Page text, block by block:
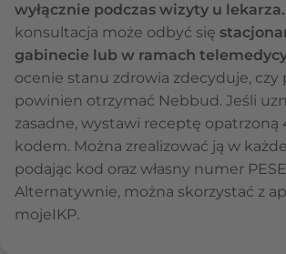
wyłącznie podczas wizyty u lekarza.
konsultacja może odbyć się
gabinecie lub w ramach
ocenie stanu zdrowia zdecyduje, czy
powinien otrzymać Nebbud. Jeśli
zasadne, wystawi receptę opatrzoną
kodem. Można zrealizować ją w
podając kod oraz własny numer
Alternatywnie, można skorzystać z
mojeIKP.